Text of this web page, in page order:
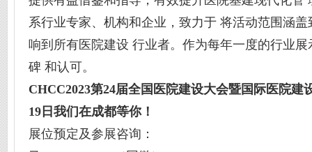
系行业专家、机构和企业，致力于 将活动范围涵
响到所有医院建设 行业者。作为每年一度的行业
碑 和认可。
CHCC2023第24届全国医院建设大会暨国际医院建
19 日我们在成都等你！
展位预定及参展咨询：